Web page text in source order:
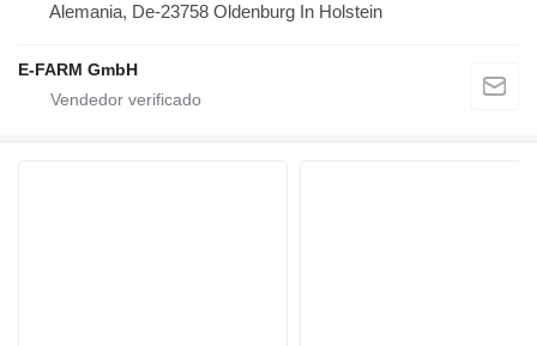
Alemania, De-23758 Oldenburg In Holstein
E-FARM GmbH